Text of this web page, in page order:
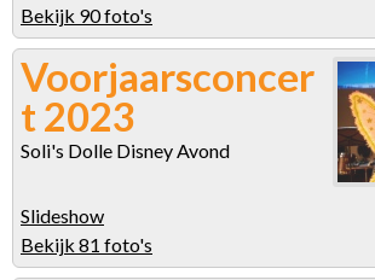
Bekijk 90 foto's
Voorjaarsconcer
t 2023
Soli's Dolle Disney Avond
Slideshow
Bekijk 81 foto's